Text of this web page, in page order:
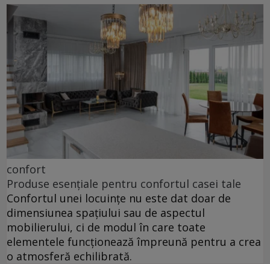
confort
Produse esențiale pentru confortul casei tale
Confortul unei locuințe nu este dat doar de
dimensiunea spațiului sau de aspectul
mobilierului, ci de modul în care toate
elementele funcționează împreună pentru a crea
o atmosferă echilibrată.